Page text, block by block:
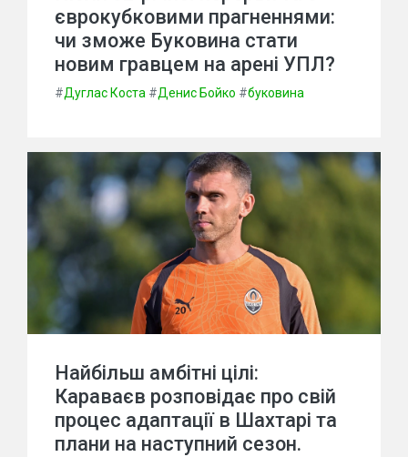
єврокубковими прагненнями:
чи зможе Буковина стати
новим гравцем на арені УПЛ?
#Дуглас Коста #Денис Бойко #буковина
Найбільш амбітні цілі:
Караваєв розповідає про свій
процес адаптації в Шахтарі та
плани на наступний сезон.